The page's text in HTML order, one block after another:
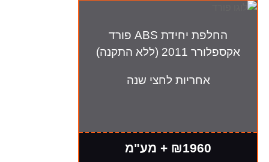
החלפת יחידת ABS פורד
אקספלורר 2011 (ללא התקנה)
אחריות לחצי שנה
₪1960 + מע"מ